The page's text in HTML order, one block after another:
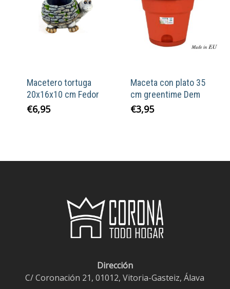
Macetero tortuga
20x16x10 cm Fedor
€6,95
Maceta con plato 35
cm greentime Dem
€3,95
Dirección
C/ Coronación 21, 01012, Vitoria-Gasteiz, Álava